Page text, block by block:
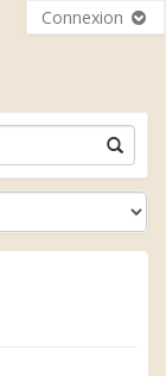
Connexion